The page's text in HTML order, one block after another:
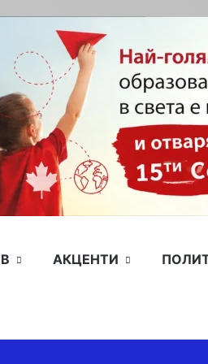
АКЦЕНТИ